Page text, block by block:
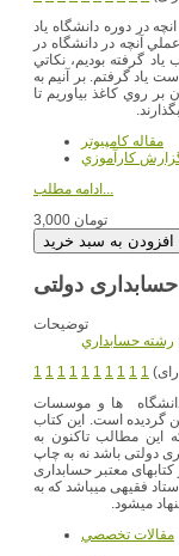
در دوره دانشگاه ياد
آنچه در دانشگاه در
گرفته بوديم، نکاتي
ياد گرفتم. بر آنيم به
بر روي کاغذ بياوريم تا
مقاله کامپیوتر
کارآموزي
ادامه مطلب...
3,000 تومان
دولتی
توضیحات
رشته حسابداري
1 1 1 1 1 1 1 1 1 1
ها و موسسات
گردیده است. این کتاب
این مطالب تاکنون به
دولتی باشد نه به چاپ
معتبر حسابداری
فقیهی میباشد که به
میشود.
مقالات تخصصي